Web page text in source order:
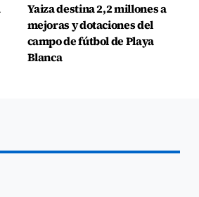
Yaiza destina 2,2 millones a
mejoras y dotaciones del
campo de fútbol de Playa
Blanca